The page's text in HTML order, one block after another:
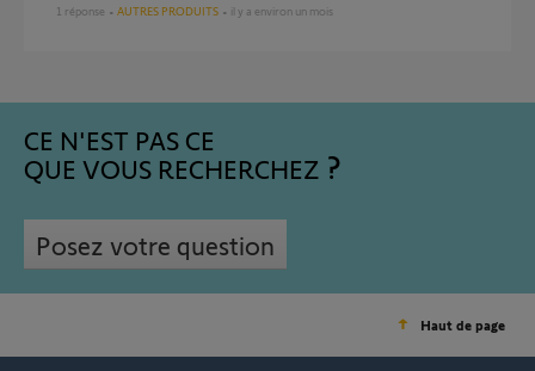
1 réponse AUTRES PRODUITS il y a environ un mois
CE N'EST PAS CE
QUE VOUS RECHERCHEZ
Posez votre question
Haut de page